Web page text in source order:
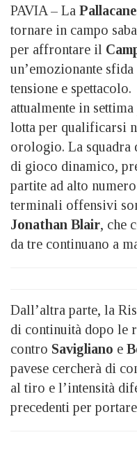
PAVIA – La
tornare in campo
per affrontare il
un’emozionante
tensione e
attualmente in
lotta per qualificarsi
orologio. La squadra
di gioco dinamico,
partite ad alto
terminali offensivi
Jonathan Blair, che
da tre continuano a
Dall’altra parte, la
di continuità dopo le
contro Savigliano e
pavese cercherà di
al tiro e l’intensità
precedenti per